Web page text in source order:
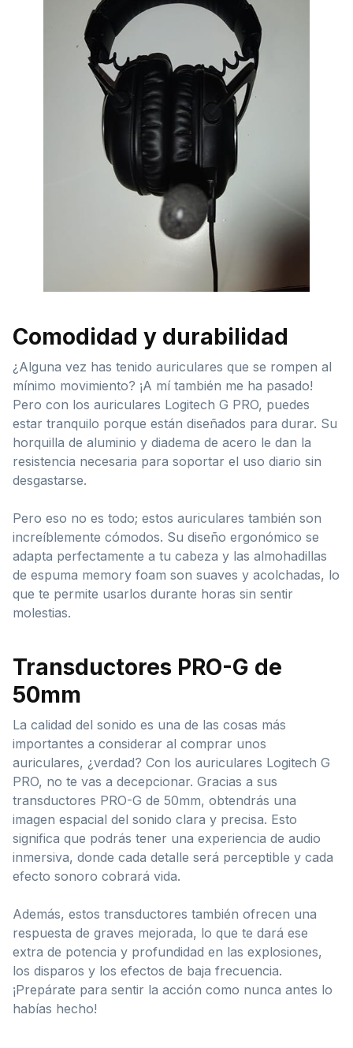
Comodidad y durabilidad
¿Alguna vez has tenido auriculares que se rompen al
mínimo movimiento? ¡A mí también me ha pasado!
Pero con los auriculares Logitech G PRO, puedes
estar tranquilo porque están diseñados para durar. Su
horquilla de aluminio y diadema de acero le dan la
resistencia necesaria para soportar el uso diario sin
desgastarse.
Pero eso no es todo; estos auriculares también son
increíblemente cómodos. Su diseño ergonómico se
adapta perfectamente a tu cabeza y las almohadillas
de espuma memory foam son suaves y acolchadas, lo
que te permite usarlos durante horas sin sentir
molestias.
Transductores PRO-G de
50mm
La calidad del sonido es una de las cosas más
importantes a considerar al comprar unos
auriculares, ¿verdad? Con los auriculares Logitech G
PRO, no te vas a decepcionar. Gracias a sus
transductores PRO-G de 50mm, obtendrás una
imagen espacial del sonido clara y precisa. Esto
significa que podrás tener una experiencia de audio
inmersiva, donde cada detalle será perceptible y cada
efecto sonoro cobrará vida.
Además, estos transductores también ofrecen una
respuesta de graves mejorada, lo que te dará ese
extra de potencia y profundidad en las explosiones,
los disparos y los efectos de baja frecuencia.
¡Prepárate para sentir la acción como nunca antes lo
habías hecho!